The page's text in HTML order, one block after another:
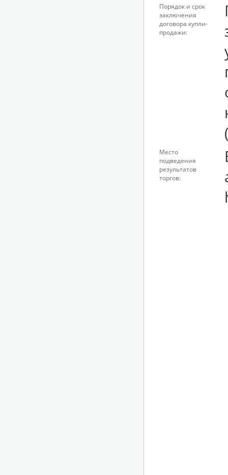
Порядок и срок
заключения
договора купли-
продажи:
Место
подведения
результатов
торгов: